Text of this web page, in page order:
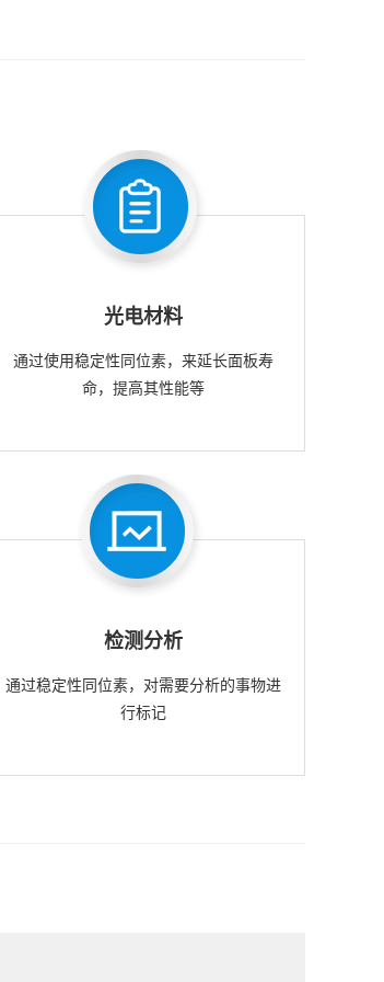
光电材料
通过使用稳定性同位素，来延长面板寿
命，提高其性能等
检测分析
通过稳定性同位素，对需要分析的事物进
行标记